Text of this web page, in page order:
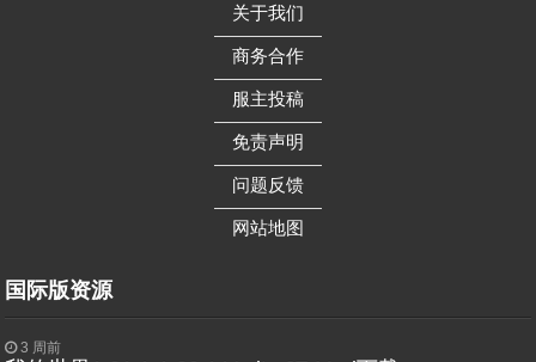
关于我们
——————
商务合作
——————
服主投稿
——————
免责声明
——————
问题反馈
——————
网站地图
国际版资源
3 周前